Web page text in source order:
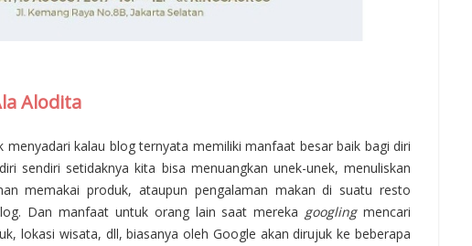
Alodita
menyadari kalau blog ternyata memiliki manfaat besar baik bagi diri
sendiri setidaknya kita bisa menuangkan unek-unek, menuliskan
memakai produk, ataupun pengalaman makan di suatu resto
Dan manfaat untuk orang lain saat mereka googlingmencari
lokasi wisata, dll, biasanya oleh Google akan dirujuk ke beberapa